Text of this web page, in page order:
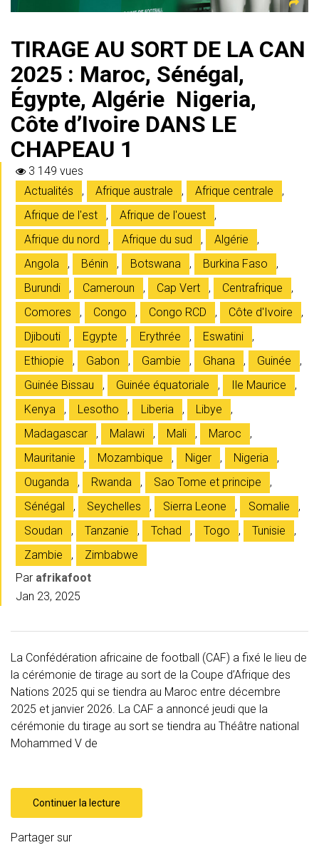
TIRAGE AU SORT DE LA CAN
2025 : Maroc, Sénégal,
Égypte, Algérie Nigeria,
Côte d’Ivoire DANS LE
CHAPEAU 1
3 149 vues
Actualités
, Afrique australe , Afrique centrale
,
Afrique de l'est
, Afrique de l'ouest
,
Afrique du nord
, Afrique du sud , Algérie
,
Angola
, Bénin , Botswana , Burkina Faso
,
Burundi
, Cameroun , Cap Vert , Centrafrique
,
Comores
, Congo , Congo RCD , Côte d'Ivoire
,
Djibouti
, Egypte , Erythrée , Eswatini
,
Ethiopie
, Gabon , Gambie , Ghana , Guinée
,
Guinée Bissau
, Guinée équatoriale , Ile Maurice
,
Kenya
, Lesotho , Liberia , Libye
,
Madagascar
, Malawi , Mali , Maroc
,
Mauritanie
, Mozambique , Niger , Nigeria
,
Ouganda
, Rwanda , Sao Tome et principe
,
Sénégal
, Seychelles , Sierra Leone , Somalie
,
Soudan
, Tanzanie , Tchad , Togo , Tunisie
,
Zambie
,
Zimbabwe
Par afrikafoot
Jan 23, 2025
La Confédération africaine de football (CAF) a fixé le lieu de
la cérémonie de tirage au sort de la Coupe d’Afrique des
Nations 2025 qui se tiendra au Maroc entre décembre
2025 et janvier 2026. La CAF a annoncé jeudi que la
cérémonie du tirage au sort se tiendra au Théâtre national
Mohammed V de
Continuer la lecture
Partager sur